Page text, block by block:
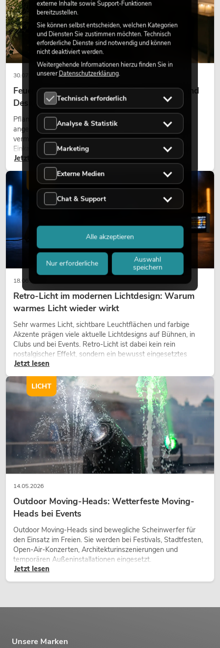
30.07.2026
Feuerhemmende Kunstpflanzen: Sicherheit und
Design perfekt kombiniert
Pflanzen machen Räume lebendig. Sie schaffen eine
angenehme Atmosphäre, verbessern das Ambiente und
vermitteln Natürlichkeit. Ob in Hotels, Restaurants,
Einkaufszentren, Bürogebäuden oder auf Messeständen:
eine hochwertige Begrünung gehört heute längst zum
modernen Raumkonzept.
Jetzt lesen
18.06.2026
Retro-Licht im modernen Lichtdesign: Warum
warmes Licht wieder wirkt
Sehr warmes Licht, sichtbare Leuchtflächen und farbige
Akzente prägen viele aktuelle Lichtdesigns auf Bühnen, in
Clubs und bei Events. Retro-Licht ist dabei kein rein
nostalgischer Effekt, sondern ein bewusst eingesetztes
Gestaltungsmittel: Es schafft Atmosphäre, gibt Szenen
Charakter und kann technische LED-Setups emotionaler
wirken lassen.
Jetzt lesen
LICHT
14.05.2026
Outdoor Moving-Heads: Wetterfeste Moving-
Heads bei Events
Outdoor Moving-Heads sind bewegliche Scheinwerfer für
den Einsatz im Freien. Sie werden bei Festivals, Stadtfesten,
Open-Air-Konzerten, Architekturinszenierungen und
temporären Außeninstallationen eingesetzt.
Jetzt lesen
LICHT
Unsere Marken
externe Inhalte sowie Support-Funktionen
bereitzustellen.
Sie können selbst entscheiden, welchen Kategorien
und Diensten Sie zustimmen möchten. Technisch
erforderliche Dienste sind notwendig und können
nicht deaktiviert werden.
Weitergehende Informationen hierzu finden Sie in
unsererDatenschutzerklärung.
Technisch erforderlich
Analyse & Statistik
Marketing
Externe Medien
Chat & Support
Nur erforderliche
Auswahl
speichern
Alle akzeptieren